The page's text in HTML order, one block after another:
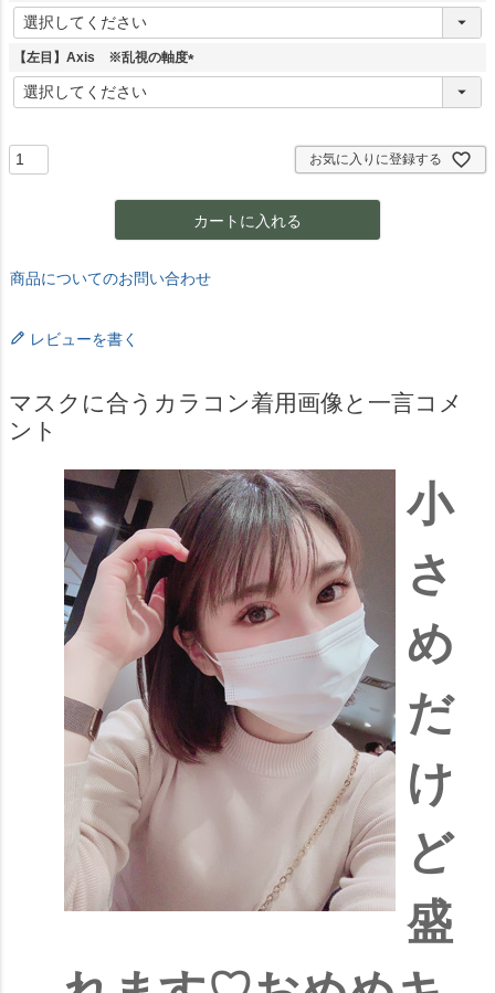
(
須
【左目】Axis ※乱視の軸度
(
お気に入りに登録する
カートに入れる
商品についてのお問い合わせ
レビューを書く
マスクに合うカラコン着用画像と一言コメ
ント
小
さ
め
だ
け
ど
盛